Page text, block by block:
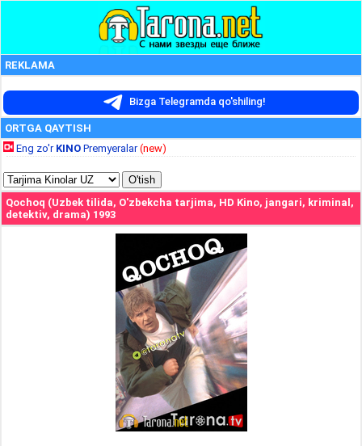
REKLAMA
Bizga Telegramda qo'shiling!
ORTGA QAYTISH
Eng zo'r KINO Premyeralar(new)
Qochoq (Uzbek tilida, O'zbekcha tarjima, HD Kino, jangari, kriminal,
detektiv, drama) 1993